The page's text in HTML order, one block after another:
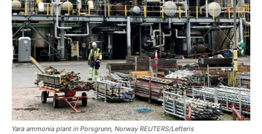
Yara ammonia plant in Porsgrunn, Norway REUTERS/Lefteris